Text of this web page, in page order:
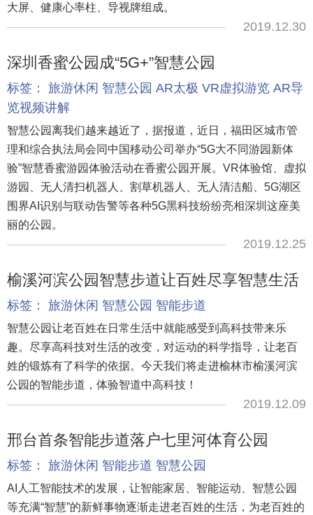
大屏、健康心率柱、导视牌组成。
2019.12.30
深圳香蜜公园成“5G+”智慧公园
标签： 旅游休闲 智慧公园 AR太极 VR虚拟游览 AR导
览视频讲解
智慧公园离我们越来越近了，据报道，近日，福田区城市管
理和综合执法局会同中国移动公司举办“5G大不同游园新体
验”智慧香蜜游园体验活动在香蜜公园开展。VR体验馆、虚拟
游园、无人清扫机器人、割草机器人、无人清洁船、5G湖区
围界AI识别与联动告警等各种5G黑科技纷纷亮相深圳这座美
丽的公园。
2019.12.25
榆溪河滨公园智慧步道让百姓尽享智慧生活
标签： 旅游休闲 智慧公园 智能步道
智慧公园让老百姓在日常生活中就能感受到高科技带来乐
趣。尽享高科技对生活的改变，对运动的科学指导，让老百
姓的锻炼有了科学的依据。今天我们将走进榆林市榆溪河滨
公园的智能步道，体验智道中高科技！
2019.12.09
邢台首条智能步道落户七里河体育公园
标签： 旅游休闲 智能步道 智慧公园
AI人工智能技术的发展，让智能家居、智能运动、智慧公园
等充满“智慧”的新鲜事物逐渐走进老百姓的生活，为老百姓的